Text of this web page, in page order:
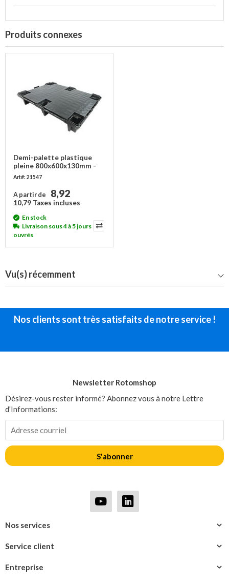
Produits connexes
Demi-palette plastique
pleine 800x600x130mm -
350 kg
Art#: 21547
A partir de 8,92
10,79 Taxes incluses
En stock
Livraison sous 4 à 5 jours
ouvrés
Vu(s) récemment
Nos clients sont très satisfaits de notre service !
Entreprise
Service client
Nos services
Newsletter Rotomshop
Désirez-vous rester informé? Abonnez vous à notre Lettre
d'Informations:
S'abonner